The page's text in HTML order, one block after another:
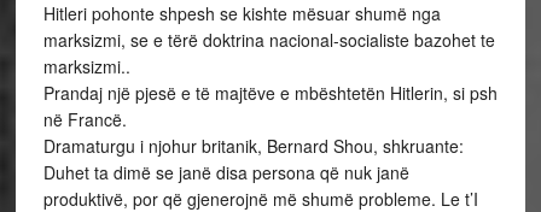
Hitleri pohonte shpesh se kishte mësuar shumë nga
marksizmi, se e tërë doktrina nacional-socialiste bazohet te
marksizmi..
Prandaj një pjesë e të majtëve e mbështetën Hitlerin, si psh
në Francë.
Dramaturgu i njohur britanik, Bernard Shou, shkruante:
Duhet ta dimë se janë disa persona që nuk janë
produktivë, por që gjenerojnë më shumë probleme. Le t’I